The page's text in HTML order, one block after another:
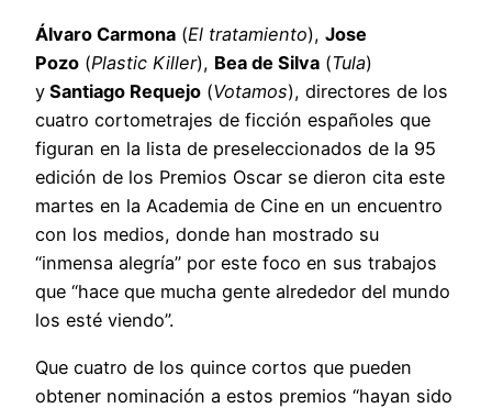
Álvaro Carmona (El tratamiento), Jose
Pozo (Plastic Killer), Bea de Silva (Tula)
y Santiago Requejo (Votamos), directores de los
cuatro cortometrajes de ficción españoles que
figuran en la lista de preseleccionados de la 95
edición de los Premios Oscar se dieron cita este
martes en la Academia de Cine en un encuentro
con los medios, donde han mostrado su
“inmensa alegría” por este foco en sus trabajos
que “hace que mucha gente alrededor del mundo
los esté viendo”.
Que cuatro de los quince cortos que pueden
obtener nominación a estos premios “hayan sido